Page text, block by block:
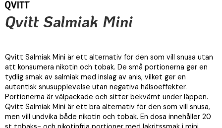
Qvitt Salmiak Mini
Qvitt Salmiak Mini är ett alternativ för den som vill snusa utan
att konsumera nikotin och tobak. De små portionerna ger en
tydlig smak av salmiak med inslag av anis, vilket ger en
autentisk snusupplevelse utan negativa hälsoeffekter.
Portionerna är välpackade och sitter bekvämt under läppen.
Qvitt Salmiak Mini är ett bra alternativ för den som vill snusa,
men vill undvika både nikotin och tobak. En dosa innehåller 20